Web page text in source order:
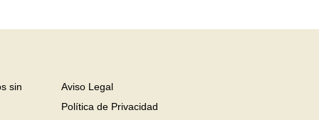
sin
Aviso Legal
Política de Privacidad